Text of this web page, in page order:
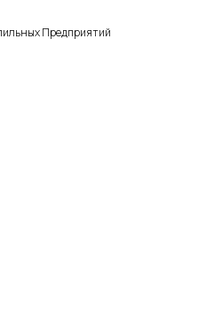
Предприятий